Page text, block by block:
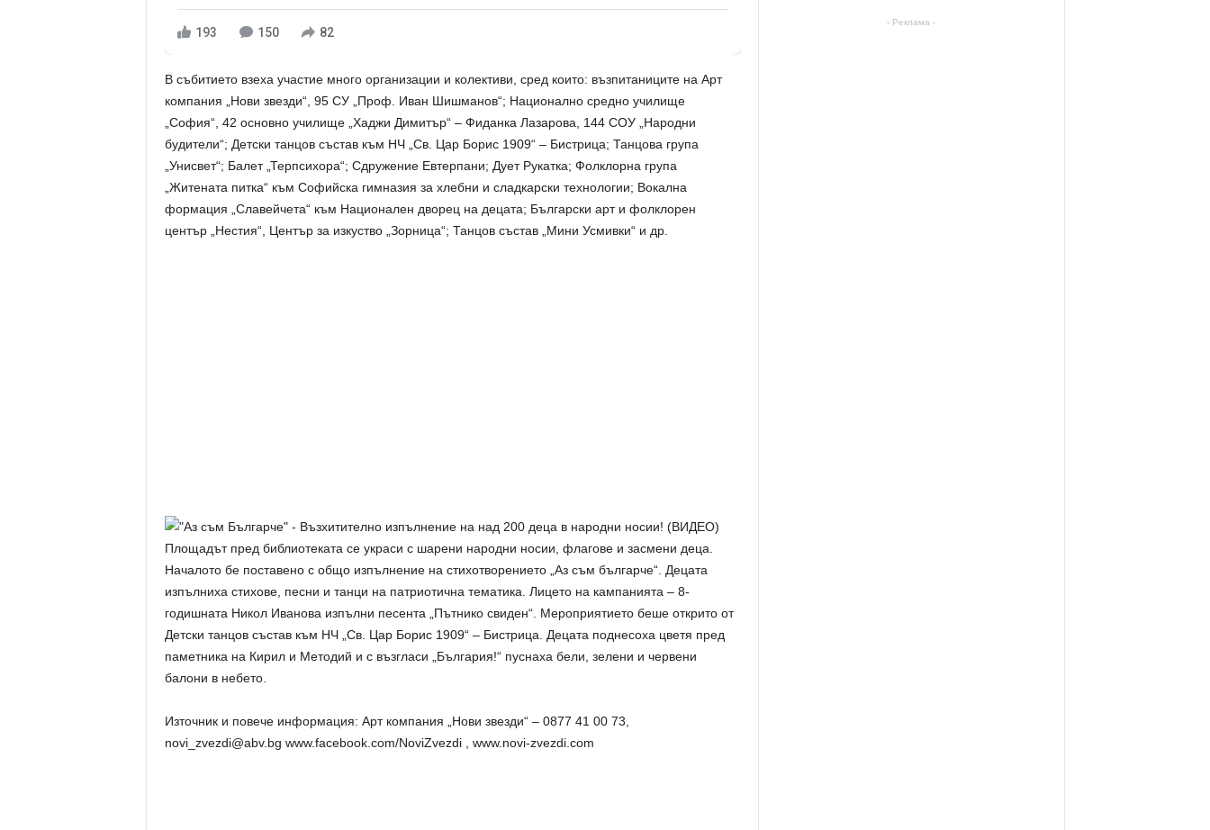
193 150 82
В събитието взеха участие много организации и колективи, сред които: възпитаниците на Арт
компания „Нови звезди“, 95 СУ „Проф. Иван Шишманов“; Национално средно училище
„София“, 42 основно училище „Хаджи Димитър“ – Фиданка Лазарова, 144 СОУ „Народни
будители“; Детски танцов състав към НЧ „Св. Цар Борис 1909“ – Бистрица; Танцова група
„Унисвет“; Балет „Терпсихора“; Сдружение Евтерпани; Дует Рукатка; Фолклорна група
„Житената питка“ към Софийска гимназия за хлебни и сладкарски технологии; Вокална
формация „Славейчета“ към Национален дворец на децата; Български арт и фолклорен
център „Нестия“, Център за изкуство „Зорница“; Танцов състав „Мини Усмивки“ и др.
Площадът пред библиотеката се украси с шарени народни носии, флагове и засмени деца.
Началото бе поставено с общо изпълнение на стихотворението „Аз съм българче“. Децата
изпълниха стихове, песни и танци на патриотична тематика. Лицето на кампанията – 8-
годишната Никол Иванова изпълни песента „Пътнико свиден“. Мероприятието беше открито от
Детски танцов състав към НЧ „Св. Цар Борис 1909“ – Бистрица. Децата поднесоха цветя пред
паметника на Кирил и Методий и с възгласи „България!“ пуснаха бели, зелени и червени
балони в небето.
Източник и повече информация: Арт компания „Нови звезди“ – 0877 41 00 73,
novi_zvezdi@abv.bg www.facebook.com/NoviZvezdi , www.novi-zvezdi.com
- Реклама -